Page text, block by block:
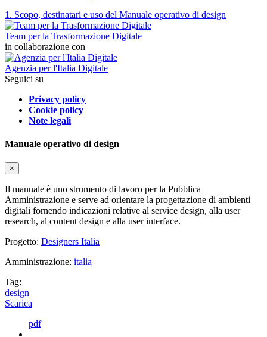
1. Scopo, destinatari e uso del Manuale operativo di design
Team per la Trasformazione Digitale
in collaborazione con
Agenzia per l'Italia Digitale
Seguici su
Privacy policy
Cookie policy
Note legali
Manuale operativo di design
×
Il manuale è uno strumento di lavoro per la Pubblica
Amministrazione e serve ad orientare la progettazione di ambienti
digitali fornendo indicazioni relative al service design, alla user
research, al content design e alla user interface.
Progetto: Designers Italia
Amministrazione: italia
Tag:
design
Scarica
pdf